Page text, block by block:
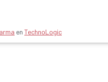
en TechnoLogic